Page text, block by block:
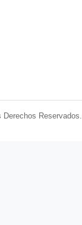
Reservados.